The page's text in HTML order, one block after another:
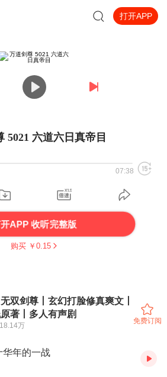
打开APP
5021 六道六日真帝目
07:38
APP 收听完整版
购买 ￥ 0.15
双剑尊丨玄幻打脸修真爽文丨
著丨多人有声剧
18.14万
免费订阅
华年的一战